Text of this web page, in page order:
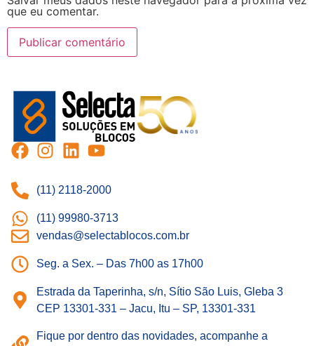
que eu comentar.
(11) 2118-2000
(11) 99980-3713
vendas@selectablocos.com.br
Seg. a Sex. – Das 7h00 as 17h00
Estrada da Taperinha, s/n, Sítio São Luis, Gleba 3
CEP 13301-331 – Jacu, Itu – SP, 13301-331
Fique por dentro das novidades, acompanhe a